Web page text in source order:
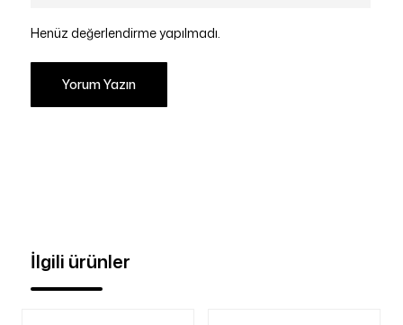
Henüz değerlendirme yapılmadı.
Yorum Yazın
İlgili ürünler